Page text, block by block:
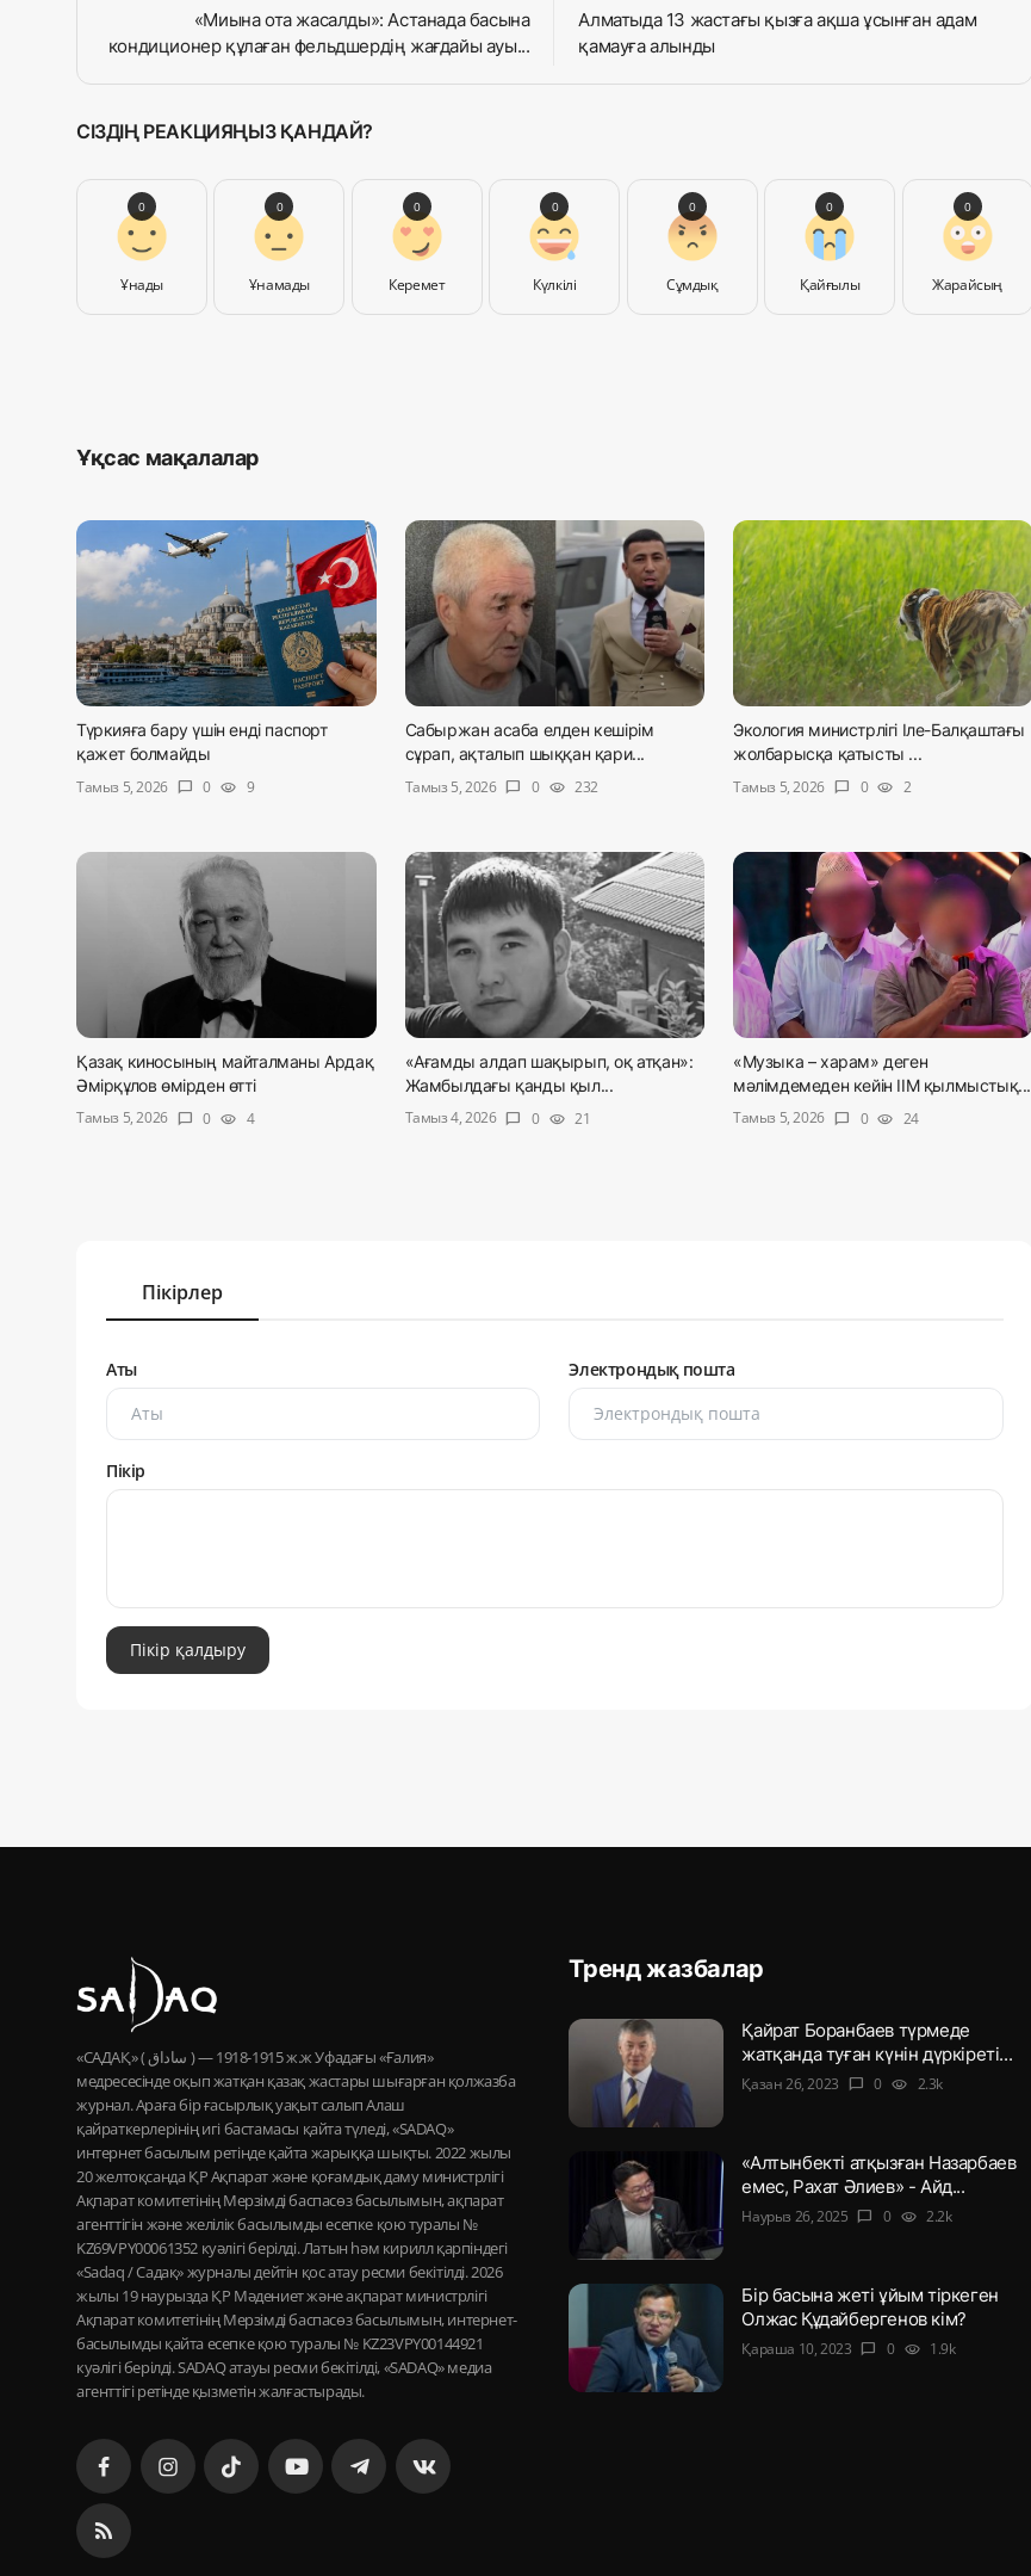
«Миына ота жасалды»: Астанада басына
кондиционер құлаған фельдшердің жағдайы ауы...
Алматыда 13 жастағы қызға ақша ұсынған адам
қамауға алынды
СІЗДІҢ РЕАКЦИЯҢЫЗ ҚАНДАЙ?
Ұнады
0
Ұнамады
0
Керемет
0
Күлкілі
0
Сұмдық
0
Қайғылы
0
Жарайсың
0
Ұқсас мақалалар
Түркияға бару үшін енді паспорт
қажет болмайды
Тамыз 5, 2026
chat_bubble 0 visibility 9
Сабыржан асаба елден кешірім
сұрап, ақталып шыққан қари...
Тамыз 5, 2026
chat_bubble 0 visibility 232
Экология министрлігі Іле-Балқаштағы
жолбарысқа қатысты ...
Тамыз 5, 2026
chat_bubble 0 visibility 2
Қазақ киносының майталманы Ардақ
Әмірқұлов өмірден өтті
Тамыз 5, 2026
chat_bubble 0 visibility 4
«Ағамды алдап шақырып, оқ атқан»:
Жамбылдағы қанды қыл...
Тамыз 4, 2026
chat_bubble 0 visibility 21
«Музыка – харам» деген
мәлімдемеден кейін ІІМ қылмыстық...
Тамыз 5, 2026
chat_bubble 0 visibility 24
Пікірлер
Аты Электрондық пошта
Пікір
Пікір қалдыру
«САДАҚ» ( ساداق ) — 1915-1918 ж.ж Уфадағы «Ғалия»
медресесінде оқып жатқан қазақ жастары шығарған қолжазба
журнал. Араға бір ғасырлық уақыт салып Алаш
қайраткерлерінің игі бастамасы қайта түледі, «SADAQ»
интернет басылым ретінде қайта жарыққа шықты. 2022 жылы
20 желтоқсанда ҚР Ақпарат және қоғамдық даму министрлігі
Ақпарат комитетінің Мерзімді баспасөз басылымын, ақпарат
агенттігін және желілік басылымды есепке қою туралы №
KZ69VPY00061352 куәлігі берілді. Латын һәм кирилл қарпіндегі
«Sadaq / Садақ» журналы дейтін қос атау ресми бекітілді. 2026
жылы 19 наурызда ҚР Мәдениет және ақпарат министрлігі
Ақпарат комитетінің Мерзімді баспасөз басылымын, интернет-
басылымды қайта есепке қою туралы № KZ23VPY00144921
куәлігі берілді. SADAQ атауы ресми бекітілді, «SADAQ» медиа
агенттігі ретінде қызметін жалғастырады.
Тренд жазбалар
Қайрат Боранбаев түрмеде
жатқанда туған күнін дүркіреті...
Қазан 26, 2023 chat_bubble 0 visibility 2.3k
«Алтынбекті атқызған Назарбаев
емес, Рахат Әлиев» - Айд...
Наурыз 26, 2025 chat_bubble 0 visibility 2.2k
Бір басына жеті ұйым тіркеген
Олжас Құдайбергенов кім?
Қараша 10, 2023 chat_bubble 0 visibility 1.9k